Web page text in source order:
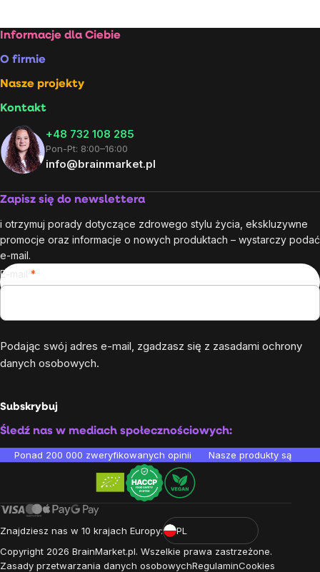
Stopka
Informacje dla Ciebie
O firmie
Nasze projekty
Kontakt
+48 732 108 285
Pon-Pt: 8:00–16:00
info@brainmarket.pl
Zapisz się do newslettera
i otrzymuj porady dotyczące zdrowego stylu życia, ekskluzywne
promocje oraz informacje o nowych produktach – wystarczy podać
e-mail.
E-mail
Podając swój adres e-mail, zgadzasz się z zasadami ochrony
danych osobowych.
Subskrybuj
Śledź nas w mediach społecznościowych:
Ponad 200 000 zweryfikowanych opinii Nasze produkty są
Znajdziesz nas w 10 krajach Europy:
PL
Copyright 2026 BrainMarket.pl. Wszelkie prawa zastrzeżone.
Zasady przetwarzania danych osobowychRegulaminCookies